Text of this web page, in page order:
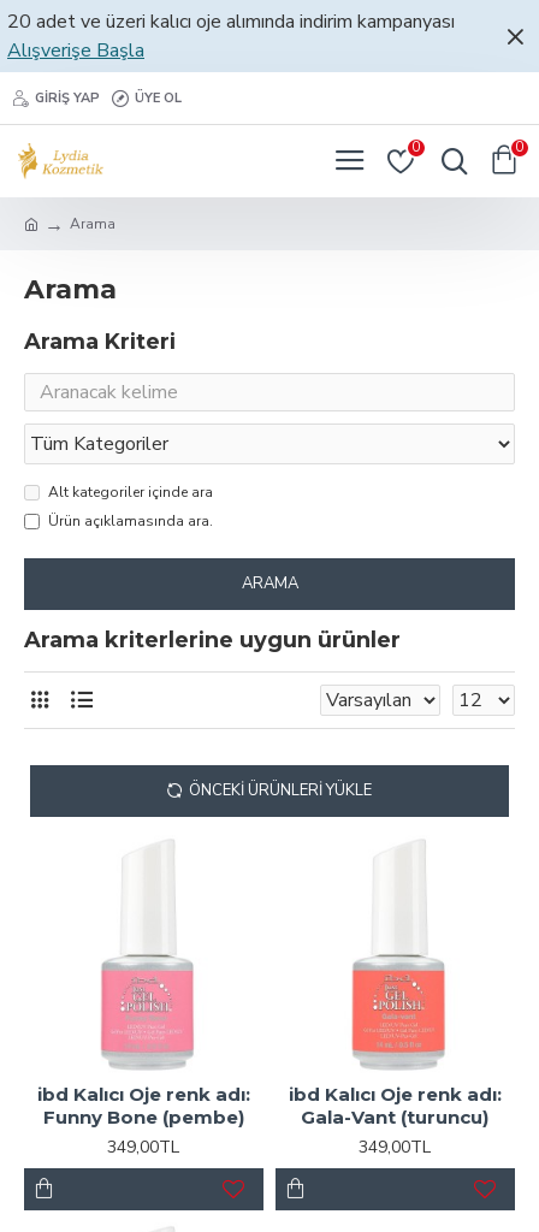
20 adet ve üzeri kalıcı oje alımında indirim kampanyası
Alışverişe Başla
GIRIŞ YAP ÜYE OL
0 0
Arama
Arama
Arama Kriteri
Alt kategoriler içinde ara
Ürün açıklamasında ara.
ARAMA
Arama kriterlerine uygun ürünler
ÖNCEKI ÜRÜNLERI YÜKLE
ibd Kalıcı Oje renk adı:
Funny Bone (pembe)
349,00TL
ibd Kalıcı Oje renk adı:
Gala-Vant (turuncu)
349,00TL